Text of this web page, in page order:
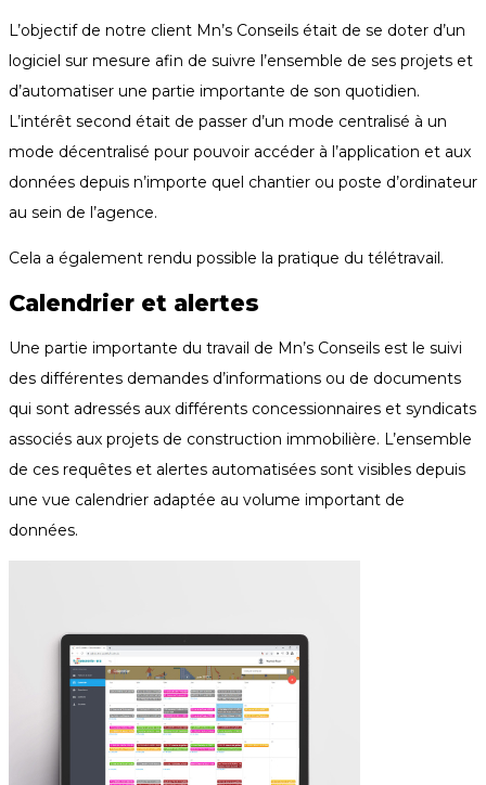
L’objectif de notre client Mn’s Conseils était de se doter d’un
logiciel sur mesure afin de suivre l’ensemble de ses projets et
d’automatiser une partie importante de son quotidien.
L’intérêt second était de passer d’un mode centralisé à un
mode décentralisé pour pouvoir accéder à l’application et aux
données depuis n’importe quel chantier ou poste d’ordinateur
au sein de l’agence.
Cela a également rendu possible la pratique du télétravail.
Calendrier et alertes
Une partie importante du travail de Mn’s Conseils est le suivi
des différentes demandes d’informations ou de documents
qui sont adressés aux différents concessionnaires et syndicats
associés aux projets de construction immobilière. L’ensemble
de ces requêtes et alertes automatisées sont visibles depuis
une vue calendrier adaptée au volume important de
données.